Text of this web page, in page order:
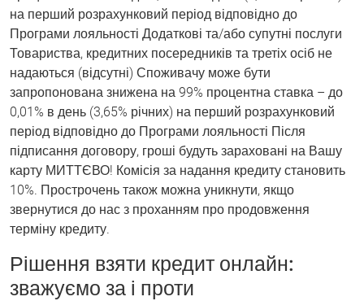
на перший розрахунковий період відповідно до
Програми лояльності Додаткові та/або супутні послуги
Товариства, кредитних посередників та третіх осіб не
надаються (відсутні) Споживачу може бути
запропонована знижена на 99% процентна ставка – до
0,01% в день (3,65% річних) на перший розрахунковий
період відповідно до Програми лояльності Після
підписання договору, гроші будуть зараховані на Вашу
карту МИТТЄВО! Комісія за надання кредиту становить
10%. Прострочень також можна уникнути, якщо
звернутися до нас з проханням про продовження
терміну кредиту.
Рішення взяти кредит онлайн:
зважуємо за і проти